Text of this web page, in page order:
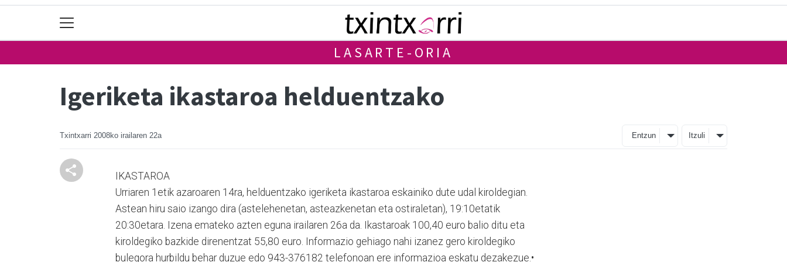
LASARTE-ORIA
Igeriketa ikastaroa helduentzako
Txintxarri 2008ko irailaren 22a Entzun Itzuli
IKASTAROA
Urriaren 1etik azaroaren 14ra, helduentzako igeriketa ikastaroa eskainiko dute udal kiroldegian.
Astean hiru saio izango dira (astelehenetan, asteazkenetan eta ostiraletan), 19:10etatik
20:30etara. Izena emateko azten eguna irailaren 26a da. Ikastaroak 100,40 euro balio ditu eta
kiroldegiko bazkide direnentzat 55,80 euro. Informazio gehiago nahi izanez gero kiroldegiko
bulegora hurbildu behar duzue edo 943-376182 telefonoan ere informazioa eskatu dezakezue.•